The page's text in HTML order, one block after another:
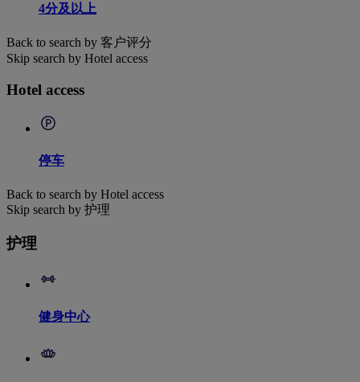
4分及以上
Back to search by 客户评分
Skip search by Hotel access
Hotel access
停车
Back to search by Hotel access
Skip search by 护理
护理
健身中心